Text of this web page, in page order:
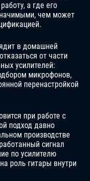
а где его
чем может
в домашней
от части
усилителей:
микрофонов,
перенастройкой
при работе с
подход давно
производстве
сигнал
по усилителю
роль гитары внутри